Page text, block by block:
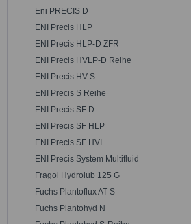
Eni PRECIS D
ENI Precis HLP
ENI Precis HLP-D ZFR
ENI Precis HVLP-D Reihe
ENI Precis HV-S
ENI Precis S Reihe
ENI Precis SF D
ENI Precis SF HLP
ENI Precis SF HVI
ENI Precis System Multifluid
Fragol Hydrolub 125 G
Fuchs Plantoflux AT-S
Fuchs Plantohyd N